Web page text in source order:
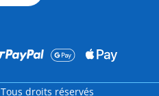
droits réservés